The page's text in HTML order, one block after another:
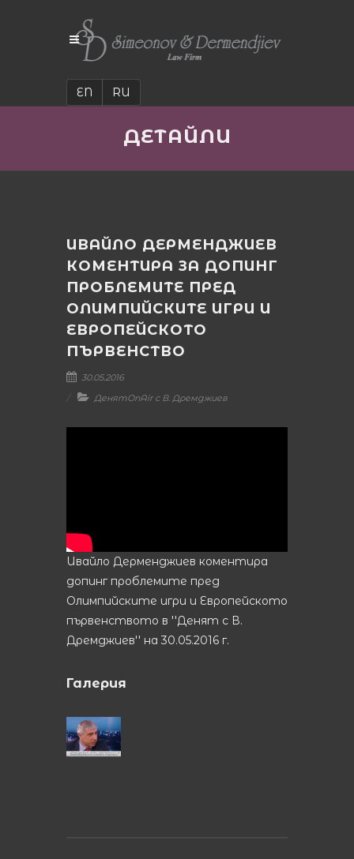
EN RU
ДЕТАЙЛИ
ИВАЙЛО ДЕРМЕНДЖИЕВ
КОМЕНТИРА ЗА ДОПИНГ
ПРОБЛЕМИТЕ ПРЕД
ОЛИМПИЙСКИТЕ ИГРИ И
ЕВРОПЕЙСКОТО
ПЪРВЕНСТВО
30.05.2016
ДенятOnAir с В. Дремджиев
Ивайло Дерменджиев коментира
допинг проблемите пред
Олимпийските игри и Европейското
първенството в ''Денят с В.
Дремджиев'' на 30.05.2016 г.
Галерия